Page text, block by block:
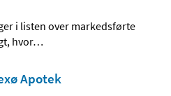
i listen over markedsførte
hvor…
Apotek